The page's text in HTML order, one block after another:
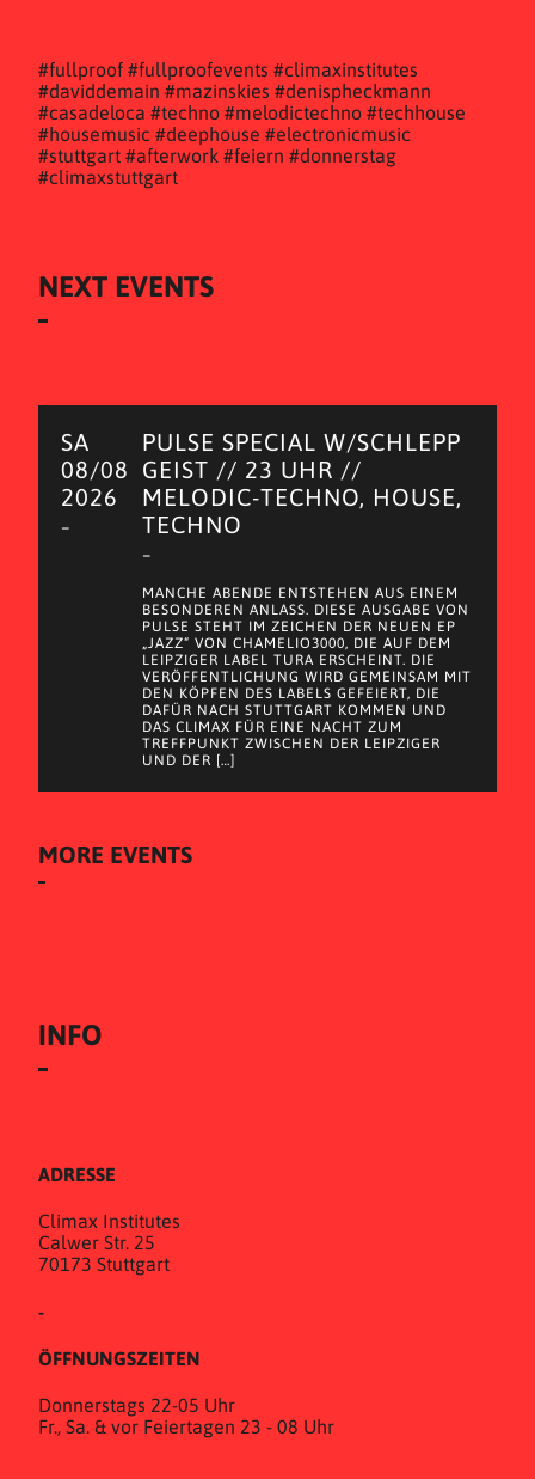
#fullproof #fullproofevents #climaxinstitutes
#daviddemain #mazinskies #denispheckmann
#casadeloca #techno #melodictechno #techhouse
#housemusic #deephouse #electronicmusic
#stuttgart #afterwork #feiern #donnerstag
#climaxstuttgart
NEXT EVENTS
SA
08/08
2026
–
PULSE SPECIAL W/SCHLEPP
GEIST // 23 UHR //
MELODIC-TECHNO, HOUSE,
TECHNO
–
MANCHE ABENDE ENTSTEHEN AUS EINEM
BESONDEREN ANLASS. DIESE AUSGABE VON
PULSE STEHT IM ZEICHEN DER NEUEN EP
„JAZZ“ VON CHAMELIO3000, DIE AUF DEM
LEIPZIGER LABEL TURA ERSCHEINT. DIE
VERÖFFENTLICHUNG WIRD GEMEINSAM MIT
DEN KÖPFEN DES LABELS GEFEIERT, DIE
DAFÜR NACH STUTTGART KOMMEN UND
DAS CLIMAX FÜR EINE NACHT ZUM
TREFFPUNKT ZWISCHEN DER LEIPZIGER
UND DER […]
MORE EVENTS
INFO
ADRESSE
Climax Institutes
Calwer Str. 25
70173 Stuttgart
-
ÖFFNUNGSZEITEN
Donnerstags 22-05 Uhr
Fr., Sa. & vor Feiertagen 23 - 08 Uhr